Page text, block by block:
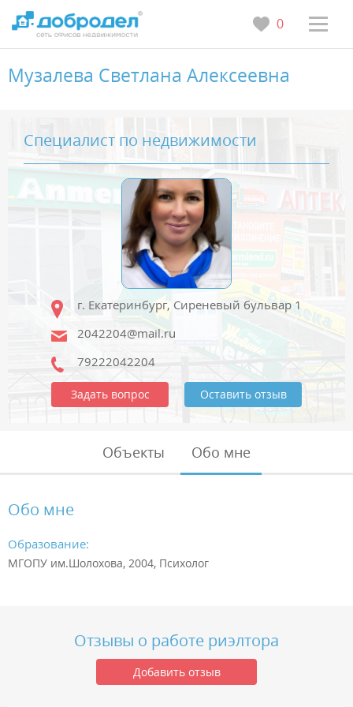
0
Музалева Светлана Алексеевна
Специалист по недвижимости
г. Екатеринбург, Сиреневый бульвар 1
2042204@mail.ru
79222042204
Задать вопрос Оставить отзыв
Объекты Обо мне
Обо мне
Образование:
МГОПУ им.Шолохова, 2004, Психолог
Отзывы о работе риэлтора
Добавить отзыв